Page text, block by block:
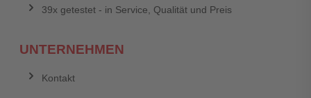
39x getestet - in Service, Qualität und Preis
UNTERNEHMEN
Kontakt